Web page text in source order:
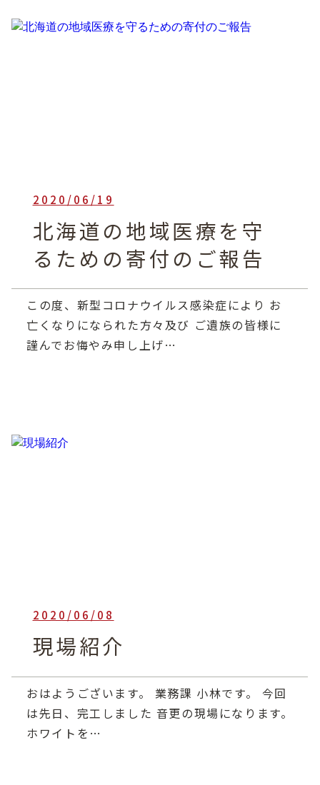
2020/06/19
北海道の地域医療を守
るための寄付のご報告
この度、新型コロナウイルス感染症により お
亡くなりになられた方々及び ご遺族の皆様に
謹んでお悔やみ申し上げ…
2020/06/08
現場紹介
おはようございます。 業務課 小林です。 今回
は先日、完工しました 音更の現場になります。
ホワイトを…